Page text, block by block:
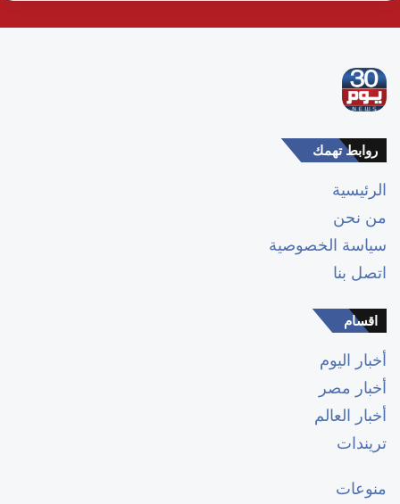
روابط تهمك
الرئيسية
من نحن
سياسة الخصوصية
اتصل بنا
اقسام
أخبار اليوم
أخبار مصر
أخبار العالم
تريندات
منوعات